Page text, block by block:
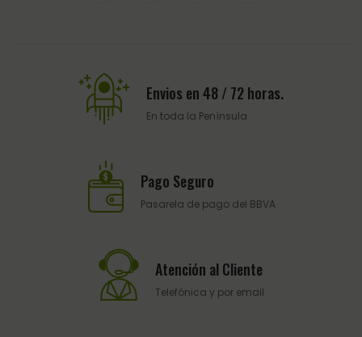
Envios en 48 / 72 horas.
En toda la Península
Pago Seguro
Pasarela de pago del BBVA
Atención al Cliente
Telefónica y por email